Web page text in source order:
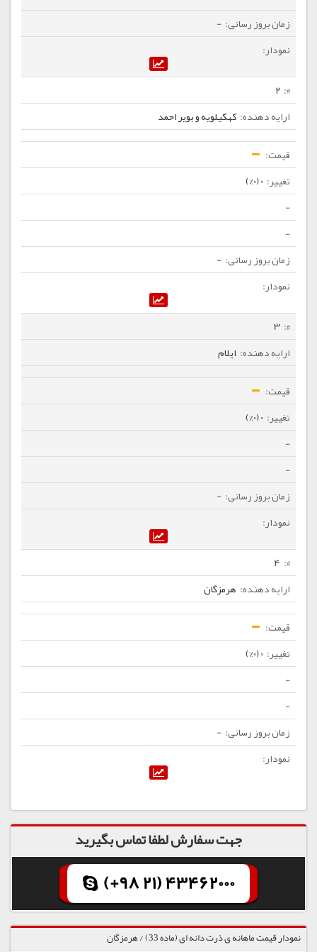
-
2
کهکیلویه و بویر احمد
0 (0%)
-
-
-
3
ایلام
0 (0%)
-
-
-
4
هرمزگان
0 (0%)
-
-
-
جهت سفارش لطفا تماس بگیرید
(+98 21) 43462000
نمودار قیمت ماهانه ی ذرت دانه ای (ماده 33) / هرمزگان